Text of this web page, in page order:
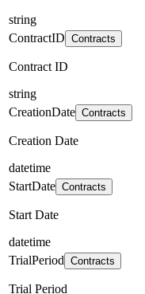
string
ContractID Contracts
Contract ID
string
CreationDate Contracts
Creation Date
datetime
StartDate Contracts
Start Date
datetime
TrialPeriod Contracts
Trial Period